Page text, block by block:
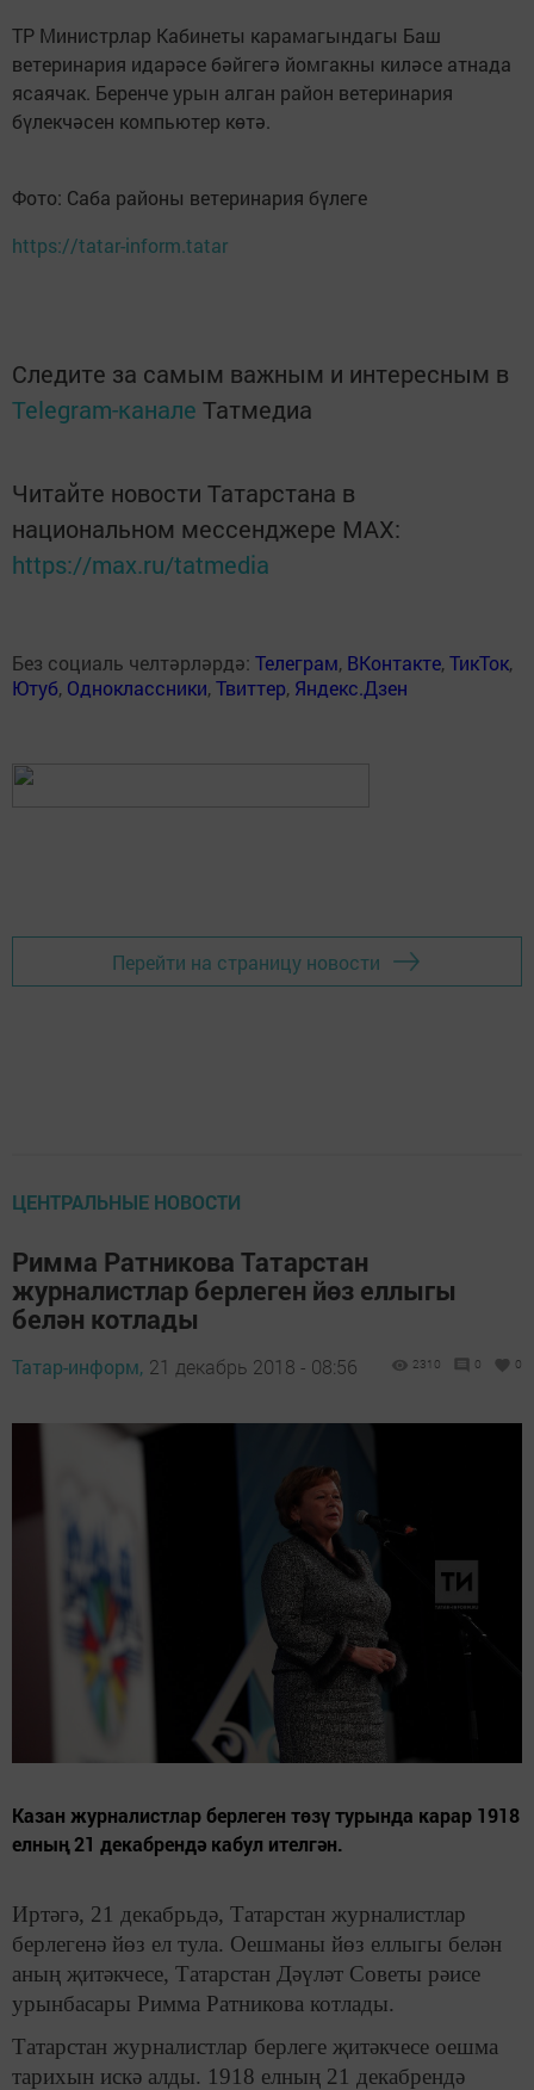
ТР Министрлар Кабинеты карамагындагы Баш
ветеринария идарәсе бәйгегә йомгакны киләсе атнада
ясаячак. Беренче урын алган район ветеринария
бүлекчәсен компьютер көтә.
Фото: Саба районы ветеринария бүлеге
https://tatar-inform.tatar
Следите за самым важным и интересным в
Telegram-канале Татмедиа
Читайте новости Татарстана в
национальном мессенджере MАХ:
https://max.ru/tatmedia
Без социаль челтәрләрдә: Телеграм, ВКонтакте,ТикТок,
Ютуб, Одноклассники,Твиттер, Яндекс.Дзен
Перейти на страницу новости
ЦЕНТРАЛЬНЫЕ НОВОСТИ
Римма Ратникова Татарстан
журналистлар берлеген йөз еллыгы
белән котлады
Татар-информ, 21 декабрь 2018 - 08:56 2310 0 0
Казан журналистлар берлеген төзү турында карар 1918
елның 21 декабрендә кабул ителгән.
Иртәгә, 21 декабрьдә, Татарстан журналистлар
берлегенә йөз ел тула. Оешманы йөз еллыгы белән
аның җитәкчесе, Татарстан Дәүләт Советы рәисе
урынбасары Римма Ратникова котлады.
Татарстан журналистлар берлеге җитәкчесе оешма
тарихын искә алды. 1918 елның 21 декабрендә